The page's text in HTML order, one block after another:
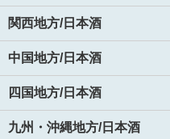
関西地方/日本酒
中国地方/日本酒
四国地方/日本酒
九州・沖縄地方/日本酒